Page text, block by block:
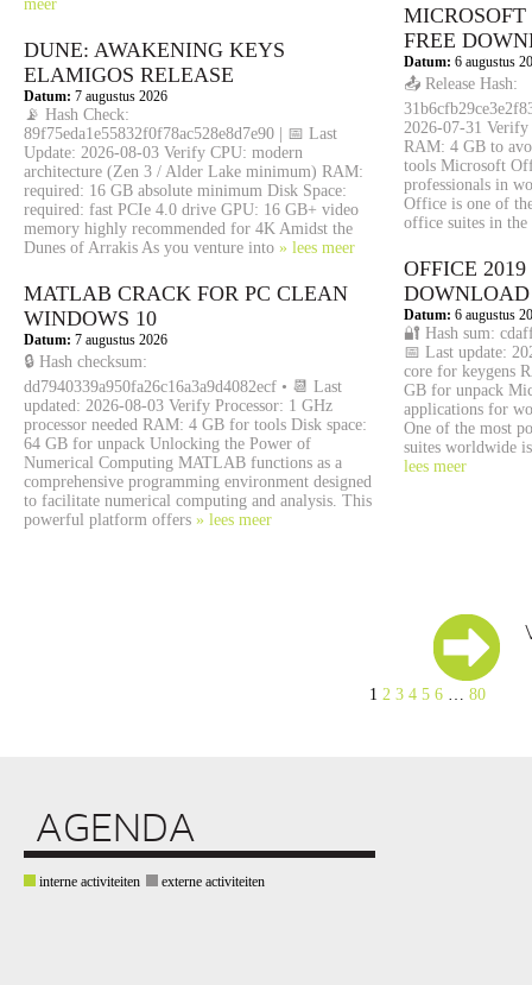
meer
DUNE: AWAKENING KEYS
ELAMIGOS RELEASE
Datum: 7 augustus 2026
📡 Hash Check:
89f75eda1e55832f0f78ac528e8d7e90 | 📅 Last
Update: 2026-08-03 Verify CPU: modern
architecture (Zen 3 / Alder Lake minimum) RAM:
required: 16 GB absolute minimum Disk Space:
required: fast PCIe 4.0 drive GPU: 16 GB+ video
memory highly recommended for 4K Amidst the
Dunes of Arrakis As you venture into » lees meer
MATLAB CRACK FOR PC CLEAN
WINDOWS 10
Datum: 7 augustus 2026
🔒 Hash checksum:
dd7940339a950fa26c16a3a9d4082ecf • 📆 Last
updated: 2026-08-03 Verify Processor: 1 GHz
processor needed RAM: 4 GB for tools Disk space:
64 GB for unpack Unlocking the Power of
Numerical Computing MATLAB functions as a
comprehensive programming environment designed
to facilitate numerical computing and analysis. This
powerful platform offers » lees meer
MICROSOFT
FRЕЕ
Datum: 6 augustus
📤 Release Hash:
2026-07-31 Verify
RAM: 4 GB to
tools Microsoft
professionals in
Office is one of
office suites in the
OFFICE
DОWNLОAD
Datum: 6 augustus
🔐 Hash sum:
📅 Last update:
core for keygens
GB for unpack
applications for
One of the most
suites worldwide
lees meer
1 2 3 4 5 6 … 80
AGENDA
interne activiteiten externe activiteiten